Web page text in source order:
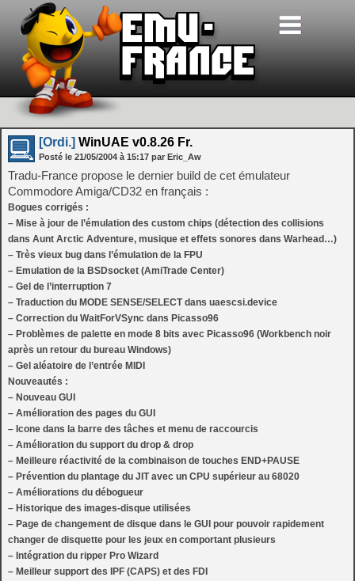
[Ordi.] WinUAE v0.8.26 Fr.
Posté le 21/05/2004 à 15:17 par Eric_Aw
Tradu-France propose le dernier build de cet émulateur
Commodore Amiga/CD32 en français :
Bogues corrigés :
– Mise à jour de l’émulation des custom chips (détection des collisions
dans Aunt Arctic Adventure, musique et effets sonores dans Warhead…)
– Très vieux bug dans l’émulation de la FPU
– Emulation de la BSDsocket (AmiTrade Center)
– Gel de l’interruption 7
– Traduction du MODE SENSE/SELECT dans uaescsi.device
– Correction du WaitForVSync dans Picasso96
– Problèmes de palette en mode 8 bits avec Picasso96 (Workbench noir
après un retour du bureau Windows)
– Gel aléatoire de l’entrée MIDI
Nouveautés :
– Nouveau GUI
– Amélioration des pages du GUI
– Icone dans la barre des tâches et menu de raccourcis
– Amélioration du support du drop & drop
– Meilleure réactivité de la combinaison de touches END+PAUSE
– Prévention du plantage du JIT avec un CPU supérieur au 68020
– Améliorations du débogueur
– Historique des images-disque utilisées
– Page de changement de disque dans le GUI pour pouvoir rapidement
changer de disquette pour les jeux en comportant plusieurs
– Intégration du ripper Pro Wizard
– Meilleur support des IPF (CAPS) et des FDI